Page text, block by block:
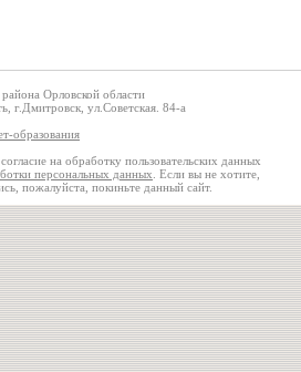
Орловской области
г.Дмитровск, ул.Советская. 84-а
образования
на обработку пользовательских данных
персональных данных . Если вы не хотите,
пожалуйста, покиньте данный сайт.